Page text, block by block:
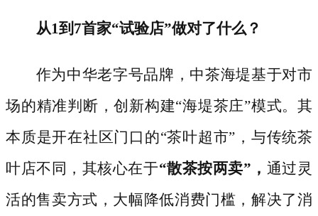
从1到7首家“试验店”做对了什么？
作为中华老字号品牌，中茶海堤基于对市
场的精准判断，创新构建“海堤茶庄”模式。其
本质是开在社区门口的“茶叶超市”，与传统茶
叶店不同，其核心在于“散茶按两卖”， 通过灵
活的售卖方式，大幅降低消费门槛，解决了消